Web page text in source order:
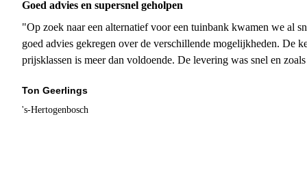
Goed advies en supersnel geholpen
"Op zoek naar een alternatief voor een tuinbank kwamen we al
goed advies gekregen over de verschillende mogelijkheden. De
prijsklassen is meer dan voldoende. De levering was snel en
Ton Geerlings
's-Hertogenbosch